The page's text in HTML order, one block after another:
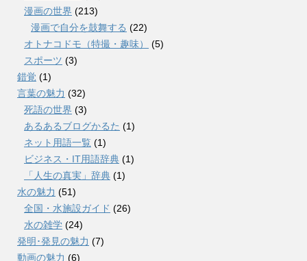
漫画の世界 (213)
漫画で自分を鼓舞する (22)
オトナコドモ（特撮・趣味）
(5)
スポーツ (3)
錯覚 (1)
言葉の魅力 (32)
死語の世界 (3)
あるあるブログかるた (1)
ネット用語一覧 (1)
ビジネス・IT用語辞典 (1)
「人生の真実」辞典 (1)
水の魅力 (51)
全国・水施設ガイド (26)
水の雑学 (24)
発明･発見の魅力 (7)
動画の魅力 (6)